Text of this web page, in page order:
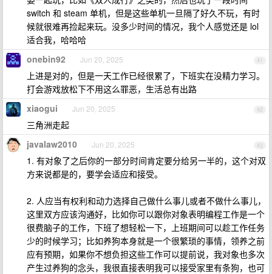
switch 和 steam 单机，但是这些单机一旦隔了好久不玩，有时
候就很难再捡起来玩。没多少时间的情况，我个人感觉还是 lol
适合我，哈哈哈
41
onebin92 Jun 20, 2025
上进是对的，但是一天工作已经很累了，下班实在没精力学习。
打会游戏放松下不用这么罪恶，生活总有出路
42
xiaogui Jun 20, 2025
三角洲走起
43
javalaw2010 Jun 20, 2025
1. 有对象了之后你的一部分时间肯定要分给另一半的，这个对双
方来说都是的，要学会适应和接受。
2. 人应当有权利和动力选择自己做什么事儿或者不做什么事儿，
这里双方应该沟通好，比如你可以跟你对象表明编程工作是一个
很费脑子的工作，下班了想轻松一下，上班期间可以趁工作任务
少的时候学习；比如养狗本身就是一个很繁琐的事情，领养之前
应有预期，如果你不想负担这些工作可以提前说，我对象也多次
产生过养狗的念头，我很直接表明我可以接受家里有条狗，也可